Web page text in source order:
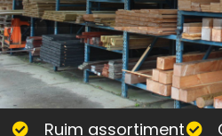
Ruim assortiment